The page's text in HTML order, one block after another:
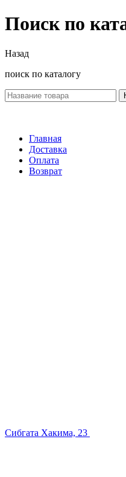
Поиск по
Назад
поиск по каталогу
Главная
Доставка
Оплата
Возврат
Сибгата Хакима, 23